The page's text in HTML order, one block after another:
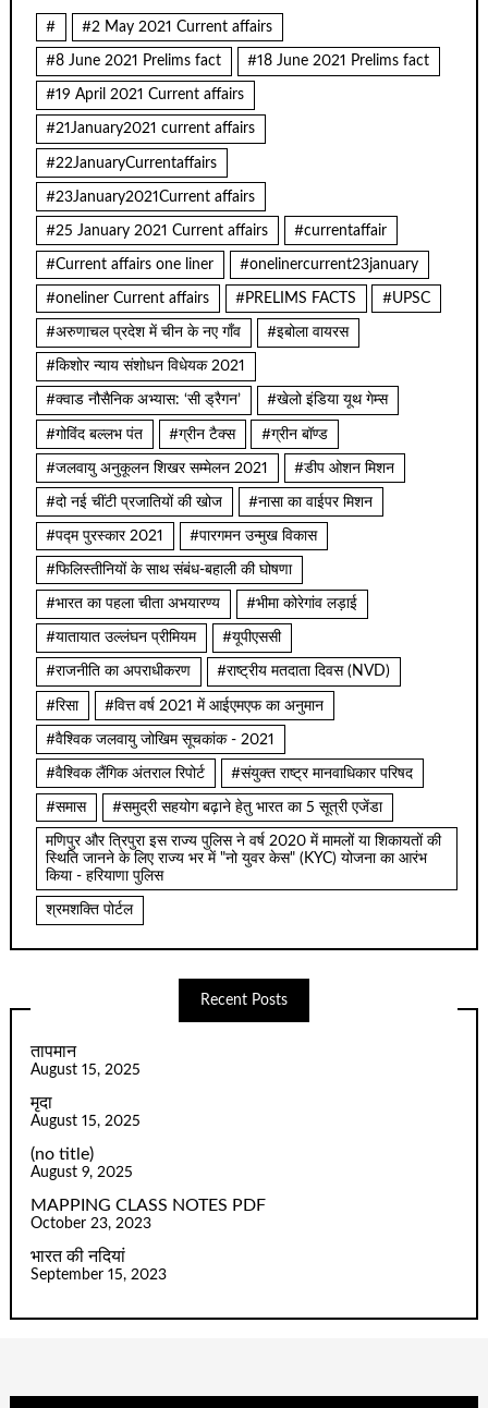
# #2 May 2021 Current affairs
#8 June 2021 Prelims fact #18 June 2021 Prelims fact
#19 April 2021 Current affairs
#21January2021 current affairs
#22JanuaryCurrentaffairs
#23January2021Current affairs
#25 January 2021 Current affairs #currentaffair
#Current affairs one liner #onelinercurrent23january
#oneliner Current affairs #PRELIMS FACTS #UPSC
#अरुणाचल प्रदेश में चीन के नए गाँव #इबोला वायरस
#किशोर न्याय संशोधन विधेयक 2021
#क्वाड नौसैनिक अभ्यास: ‘सी ड्रैगन’ #खेलो इंडिया यूथ गेम्स
#गोविंद बल्लभ पंत #ग्रीन टैक्स #ग्रीन बॉण्ड
#जलवायु अनुकूलन शिखर सम्मेलन 2021 #डीप ओशन मिशन
#दो नई चींटी प्रजातियों की खोज #नासा का वाईपर मिशन
#पद्म पुरस्कार 2021 #पारगमन उन्मुख विकास
#फिलिस्तीनियों के साथ संबंध-बहाली की घोषणा
#भारत का पहला चीता अभयारण्य #भीमा कोरेगांव लड़ाई
#यातायात उल्लंघन प्रीमियम #यूपीएससी
#राजनीति का अपराधीकरण #राष्ट्रीय मतदाता दिवस (NVD)
#रिसा #वित्त वर्ष 2021 में आईएमएफ का अनुमान
#वैश्विक जलवायु जोखिम सूचकांक - 2021
#वैश्विक लैंगिक अंतराल रिपोर्ट #संयुक्त राष्ट्र मानवाधिकार परिषद
#समास #समुद्री सहयोग बढ़ाने हेतु भारत का 5 सूत्री एजेंडा
मणिपुर और त्रिपुरा इस राज्य पुलिस ने वर्ष 2020 में मामलों या शिकायतों की
स्थिति जानने के लिए राज्य भर में "नो युवर केस" (KYC) योजना का आरंभ
किया - हरियाणा पुलिस
श्रमशक्ति पोर्टल
Recent Posts
तापमान
August 15, 2025
मृदा
August 15, 2025
(no title)
August 9, 2025
MAPPING CLASS NOTES PDF
October 23, 2023
भारत की नदियां
September 15, 2023